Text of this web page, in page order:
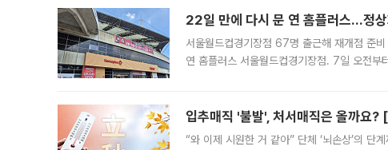
22일 만에 다시 문 연 홈플러스…정
서울월드컵경기장점 67명 출근해 재개점 준
연 홈플러스 서울월드컵경기장점. 7일 오전부
입추매직 '불발', 처서매직은 올까요?
“와 이제 시원한 거 같아” 단체 ‘뇌손상’의